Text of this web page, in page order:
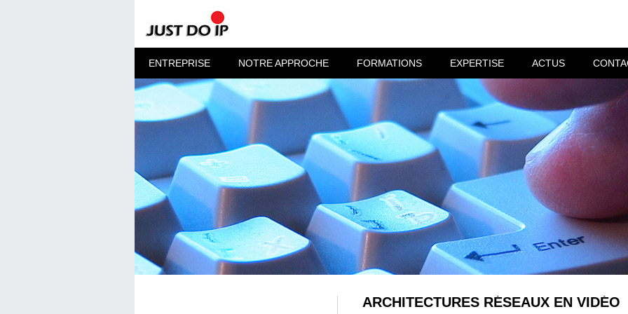
ENTREPRISE NOTRE APPROCHE FORMATIONS EXPERTISE ACTUS
ARCHITECTURES RÉSEAUX EN VIDÉO